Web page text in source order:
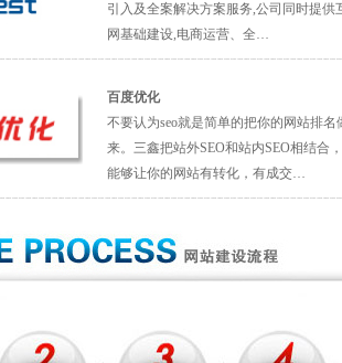
引入及全案解决方案服务,公司同时提供
网基础建设,电商运营、全…
百度优化
不要认为seo就是简单的把你的网站排名
来。三鑫把站外SEO和站内SEO相结合
能够让你的网站有转化，有成交…